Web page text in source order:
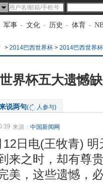
军事 - 文化 - 历史 - 体育 -
> 2014巴西世界杯 > 2014巴西世界
界杯五大遗憾
说两句( 人参与)
来源： 中国新闻网
12日电(王牧青)
来之时，却有尊
美，这些遗憾，